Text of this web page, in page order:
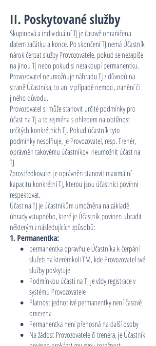
II. Poskytované služby
Skupinová a individuální TJ je časově ohraničena
datem začátku a konce. Po skončení TJ nemá Účastník
nárok čerpat služby Provozovatele, pokud se nezapíše
na jinou TJ nebo pokud si nezakoupí permanentku.
Provozovatel neumožňuje náhradu TJ z důvodů na
straně Účastníka, to ani v případě nemoci, zranění či
jiného důvodu.
Provozovatel si může stanovit určité podmínky pro
účast na TJ a to zejména s ohledem na obtížnost
určitých konkrétních TJ. Pokud účastník tyto
podmínky nesplňuje, je Provozovatel, resp. Trenér,
oprávněn takovému účastníkovi neumožnit účast na
TJ.
Zprostředkovatel je oprávněn stanovit maximální
kapacitu konkrétní TJ, kterou jsou účastníci povinni
respektovat.
Účast na TJ je účastníkům umožněna na základě
úhrady vstupného, které je Účastník povinen uhradit
některým z následujících způsobů:
1. Permanentka:
permanentka opravňuje Účastníka k čerpání
služeb na kterémkoli TM, kde Provozovatel své
služby poskytuje
Podmínkou účasti na TJ je vždy registrace v
systému Provozovatele
Platnost jednotlivé permanentky není časově
omezena
Permanentka není přenosná na další osoby
Na žádost Provozovatele či trenéra, je Účastník